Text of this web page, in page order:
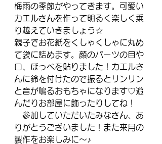
梅雨の季節がやってきます。可愛い
カエルさんを作って明るく楽しく乗
り越えていきましょう☆
親子でお花紙をくしゃくしゃに丸め
て袋に詰めます。顔のパーツの目や
口、ほっぺを貼りました！カエルさ
んに鈴を付けたので振るとリンリン
と音が鳴るおもちゃになります♡遊
んだりお部屋に飾ったりしてね！
参加していただいたみなさん、あ
りがとうございました！また来月の
製作をお楽しみに～♪